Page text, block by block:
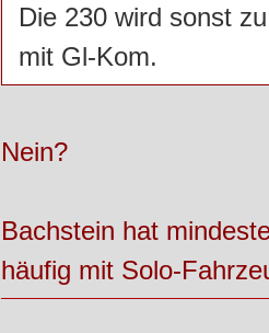
Die 230 wird sonst
mit Gl-Kom.
Nein?
Bachstein hat
häufig mit Solo-